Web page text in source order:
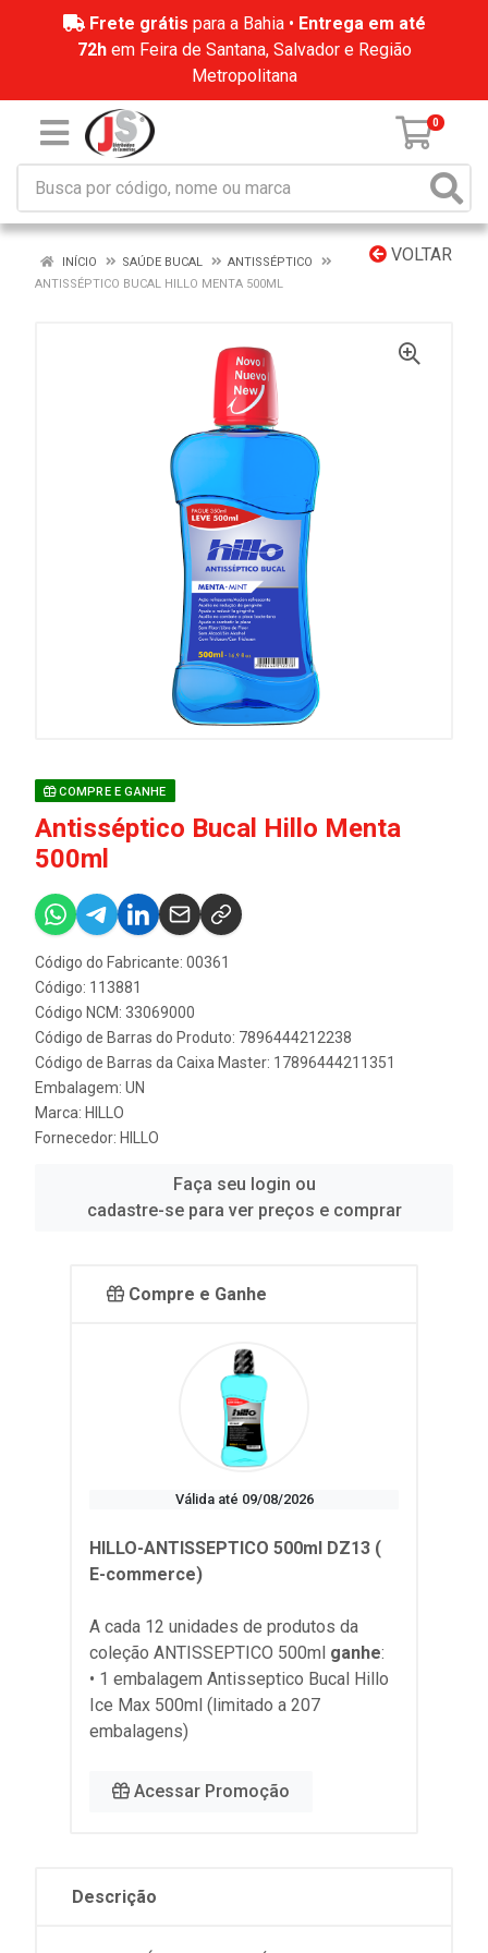
Frete grátis para a Bahia • Entrega em até
72hem Feira de Santana, Salvador e Região
Metropolitana
0
VOLTAR
INÍCIO SAÚDE BUCAL
ANTISSÉPTICO
ANTISSÉPTICO BUCAL HILLO MENTA 500ML
COMPRE E GANHE
Antisséptico Bucal Hillo Menta
500ml
Código do Fabricante: 00361
Código: 113881
Código NCM: 33069000
Código de Barras do Produto: 7896444212238
Código de Barras da Caixa Master: 17896444211351
Embalagem: UN
Marca: HILLO
Fornecedor: HILLO
Faça seu login ou
cadastre-se para ver preços e comprar
Compre e Ganhe
Válida até 09/08/2026
HILLO-ANTISSEPTICO 500ml DZ13 (
E-commerce)
A cada 12 unidades de produtos da
coleção ANTISSEPTICO 500ml ganhe:
• 1 embalagem Antisseptico Bucal Hillo
Ice Max 500ml (limitado a 207
embalagens)
Acessar Promoção
Descrição